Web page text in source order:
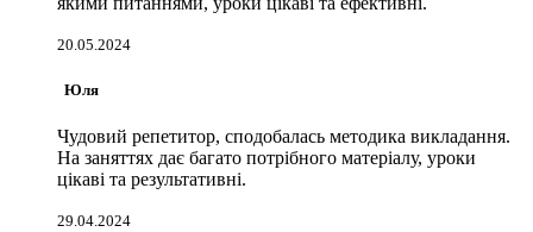
20.05.2024
Юля
Чудовий репетитор, сподобалась методика викладання.
На заняттях дає багато потрібного матеріалу, уроки
цікаві та результативні.
29.04.2024